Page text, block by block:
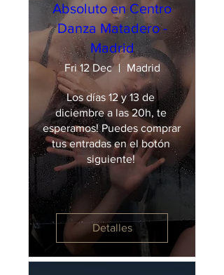
Absoluto en Centro
Danza Matadero -
Madrid
Fri 12 Dec Madrid
Los días 12 y 13 de
diciembre a las 20h, te
esperamos! Puedes comprar
tus entradas en el botón
siguiente!
Detalles